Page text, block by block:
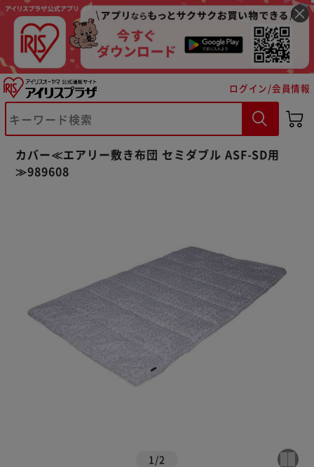
ログイン/会員情報
カバー≪エアリー敷き布団 セミダブル ASF-SD用
≫989608
1 /2
※ご確認ください
カートに入れる 購入手続きへ